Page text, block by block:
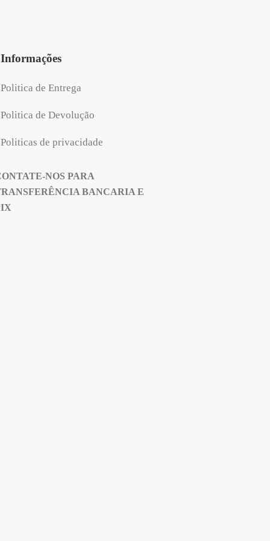
Informações
Politica de Entrega
Politica de Devolução
Politicas de privacidade
NOS PARA
BANCARIA E